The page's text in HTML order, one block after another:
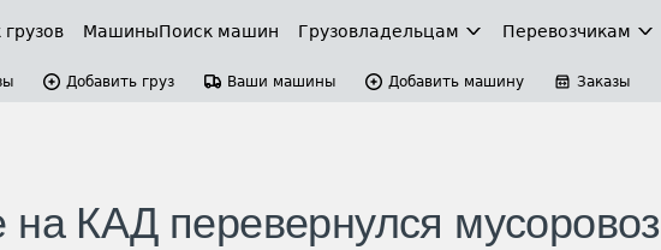
МашиныПоиск машин Грузовладельцам Перевозчикам
Добавить груз Ваши машины Добавить машину Заказы
на КАД перевернулся мусоровоз